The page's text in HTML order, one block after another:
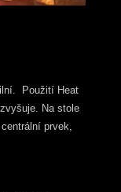
Použití Heat
Na stole
prvek,